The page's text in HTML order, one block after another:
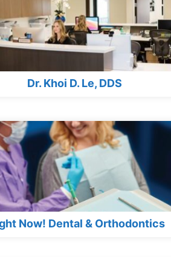
Dr. Khoi D. Le, DDS
Now! Dental & Orthodontics